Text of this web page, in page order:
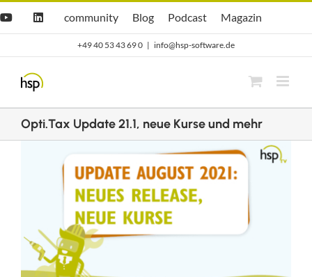
YouTubeLinkedIn
Hsp
community
community
hsp
Blog
Blog Opti.Cast
Podcast Opti.Mag
Magazin
+49 40 53 43 69 0 | info@hsp-software.de
Opti.Tax Update 21.1, neue Kurse und mehr
grösseres